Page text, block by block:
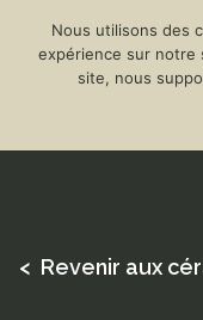
< Revenir aux
Nous utilisons des
expérience sur notre
site, nous